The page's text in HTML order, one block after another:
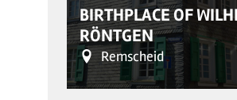
BIRTHPLACE OF
RÖNTGEN
Remscheid